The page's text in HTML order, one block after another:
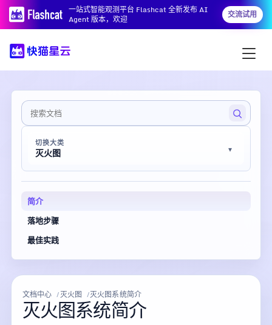
一站式智能观测平台 Flashcat 全新发布 AI
Agent 版本，欢迎
交流试用
切换大类
灭火图
简介
落地步骤
最佳实践
文档中心 灭火图 灭火图系统简介
灭火图系统简介